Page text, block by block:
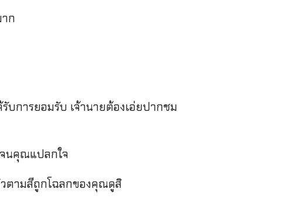
ก
การยอมรับ เจ้านายต้องเอ่ยปากชม
นคุณแปลกใจ
ตามสีถูกโฉลกของคุณดูสิ